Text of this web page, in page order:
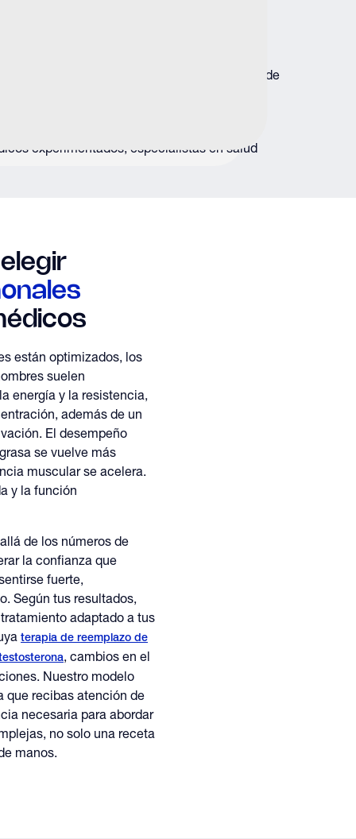
y la resiliencia general.
es esencial para monitorear la salud de
al considerar la optimización hormonal.
laboratorios certificados y los resultados son
experimentados, especialistas en salud
están optimizados, los
suelen
energía y la resistencia,
además de un
El desempeño
se vuelve más
muscular se acelera.
y la función
de los números de
la confianza que
fuerte,
Según tus resultados,
adaptado a tus
terapia de reemplazo de
, cambios en el
Nuestro modelo
que recibas atención de
necesaria para abordar
no solo una receta
manos.